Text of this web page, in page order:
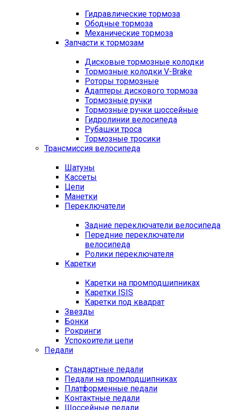
Гидравлические тормоза
Ободные тормоза
Механические тормоза
Запчасти к тормозам
Дисковые тормозные колодки
Тормозные колодки V-Brake
Роторы тормозные
Адаптеры дискового тормоза
Тормозные ручки
Тормозные ручки шоссейные
Гидролинии велосипеда
Рубашки троса
Тормозные тросики
Трансмиссия велосипеда
Шатуны
Кассеты
Цепи
Манетки
Переключатели
Задние переключатели велосипеда
Передние переключатели
велосипеда
Ролики переключателя
Каретки
Каретки на промподшипниках
Каретки ISIS
Каретки под квадрат
Звезды
Бонки
Рокринги
Успокоители цепи
Педали
Стандартные педали
Педали на промподшипниках
Платформенные педали
Контактные педали
Шоссейные педали